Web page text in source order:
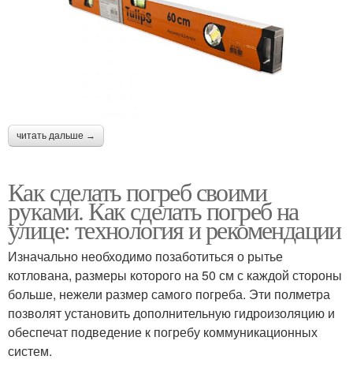
читать дальше →
Как сделать погреб своими
руками. Как сделать погреб на
улице: технология и рекомендации
Изначально необходимо позаботиться о рытье
котлована, размеры которого на 50 см с каждой стороны
больше, нежели размер самого погреба. Эти полметра
позволят установить дополнительную гидроизоляцию и
обеспечат подведение к погребу коммуникационных
систем.